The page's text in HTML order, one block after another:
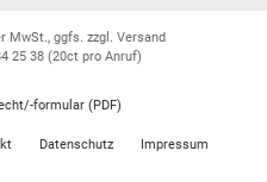
MwSt., ggfs. zzgl. Versand
25 38 (20ct pro Anruf)
formular (PDF)
Datenschutz Impressum